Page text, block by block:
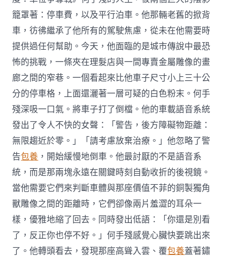
籠罩著：停車費，以及平行泊車。他那輛老舊的掀背
車，彷彿繼承了他所有的駕駛焦慮，從未在他需要時
提供過任何幫助。今天，他面臨的是城市傳說中最恐
怖的挑戰，一條夾在理髮店與一間專賣金屬雕像的畫
廊之間的窄巷。一個看起來比他車子尺寸小上三十公
分的停車格，上面還灑著一層可疑的白色粉末。何手
殘深吸一口氣。將車子打了倒檔。他的車載語音系統
發出了令人不快的女聲：「警告，後方障礙物距離：
無限趨近於零。」「請考慮放棄治療。」他忽略了警
告包養 ，開始緩慢地倒車。他最討厭的不是語音系
統，而是那兩塊永遠在關鍵時刻自動收折的後視鏡。
當他需要它們來判斷車體與那座價值不菲的銅製獨角
獸雕像之間的距離時，它們卻像兩片羞澀的耳朵一
樣，優雅地縮了回去。同時發出低語：「你還是別看
了，反正你也停不好。」何手殘感覺心臟快要跳出來
了。他轉頭看去，發現那座高聳入雲、覆包養蓋著鏽